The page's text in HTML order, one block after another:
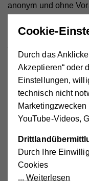
anonym und ohne
Ab 26. März 2019
Feiertage) nun auch
Rudolfsheim-
Angebote und
Ausfüllen von
zielgerichtet zu den
Institutionen weiter.
beruflichem
Juristen/innen,
Cookie-
Durch das
Akzeptieren“ oder
Einstellungen,
technisch nicht
YouTube-Videos,
Durch Ihre
Cookies
Weiterlesen